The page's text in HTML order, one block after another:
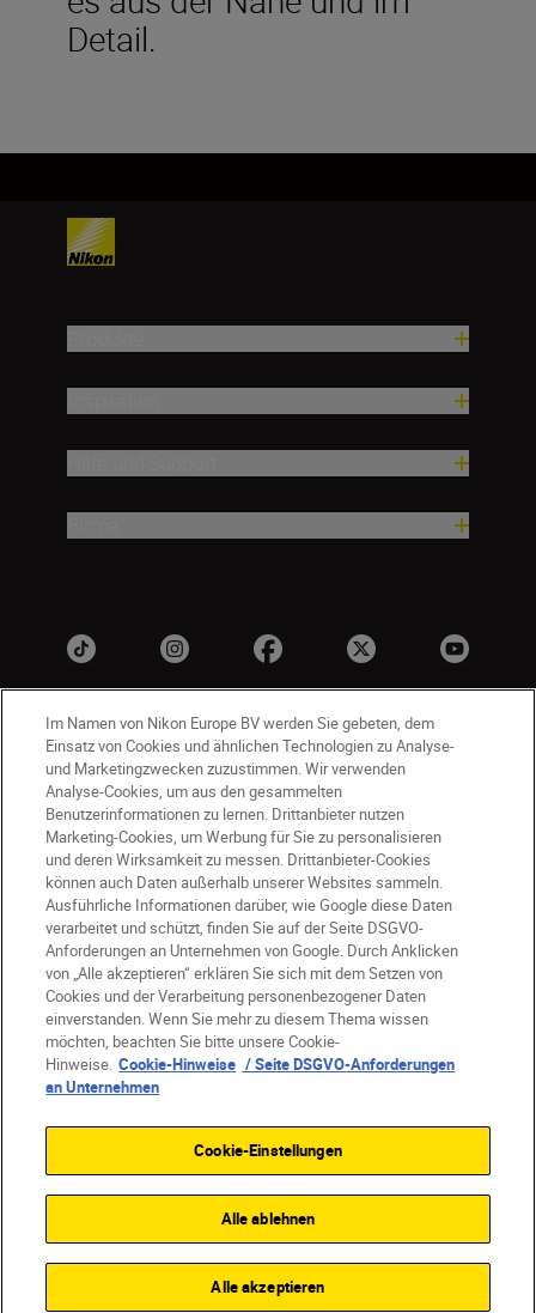
Detail.
DE Nikon Sites
Kontakt
Datenschutzhinweis
Nutzungsbedingungen
Geschäftsbedingungen des Nikon Stores
Cookie-Hinweise
Barrierefreiheit
Cookie-Einstellungen
© 2026 Nikon
Im Namen von Nikon Europe BV werden Sie gebeten, dem
Einsatz von Cookies und ähnlichen Technologien zu Analyse-
und Marketingzwecken zuzustimmen. Wir verwenden
Analyse-Cookies, um aus den gesammelten
Benutzerinformationen zu lernen. Drittanbieter nutzen
Marketing-Cookies, um Werbung für Sie zu personalisieren
und deren Wirksamkeit zu messen. Drittanbieter-Cookies
können auch Daten außerhalb unserer Websites sammeln.
Ausführliche Informationen darüber, wie Google diese Daten
verarbeitet und schützt, finden Sie auf der Seite DSGVO-
Anforderungen an Unternehmen von Google. Durch Anklicken
von „Alle akzeptieren“ erklären Sie sich mit dem Setzen von
Cookies und der Verarbeitung personenbezogener Daten
einverstanden. Wenn Sie mehr zu diesem Thema wissen
möchten, beachten Sie bitte unsere Cookie-
Hinweise. Cookie-Hinweise / Seite DSGVO-Anforderungen
an Unternehmen
Cookie-Einstellungen
Alle ablehnen
Alle akzeptieren